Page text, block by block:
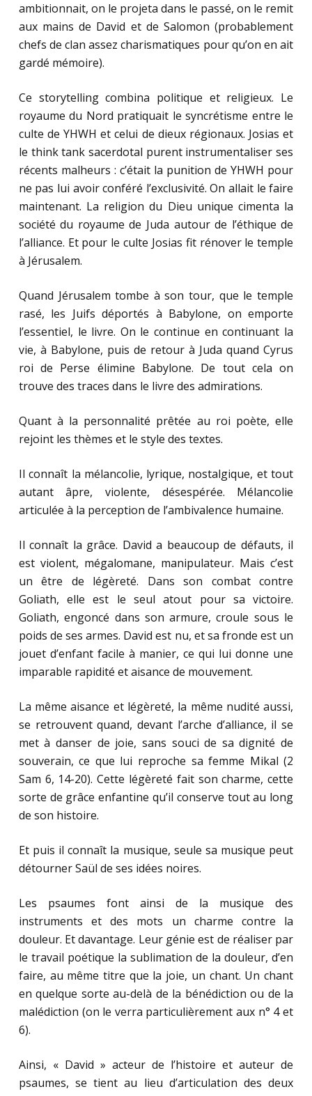
ambitionnait, on le projeta dans le passé, on le remit
aux mains de David et de Salomon (probablement
chefs de clan assez charismatiques pour qu’on en ait
gardé mémoire).
Ce storytelling combina politique et religieux. Le
royaume du Nord pratiquait le syncrétisme entre le
culte de YHWH et celui de dieux régionaux. Josias et
le think tank sacerdotal purent instrumentaliser ses
récents malheurs : c’était la punition de YHWH pour
ne pas lui avoir conféré l’exclusivité. On allait le faire
maintenant. La religion du Dieu unique cimenta la
société du royaume de Juda autour de l’éthique de
l’alliance. Et pour le culte Josias fit rénover le temple
à Jérusalem.
Quand Jérusalem tombe à son tour, que le temple
rasé, les Juifs déportés à Babylone, on emporte
l’essentiel, le livre. On le continue en continuant la
vie, à Babylone, puis de retour à Juda quand Cyrus
roi de Perse élimine Babylone. De tout cela on
trouve des traces dans le livre des admirations.
Quant à la personnalité prêtée au roi poète, elle
rejoint les thèmes et le style des textes.
Il connaît la mélancolie, lyrique, nostalgique, et tout
autant âpre, violente, désespérée. Mélancolie
articulée à la perception de l’ambivalence humaine.
Il connaît la grâce. David a beaucoup de défauts, il
est violent, mégalomane, manipulateur. Mais c’est
un être de légèreté. Dans son combat contre
Goliath, elle est le seul atout pour sa victoire.
Goliath, engoncé dans son armure, croule sous le
poids de ses armes. David est nu, et sa fronde est un
jouet d’enfant facile à manier, ce qui lui donne une
imparable rapidité et aisance de mouvement.
La même aisance et légèreté, la même nudité aussi,
se retrouvent quand, devant l’arche d’alliance, il se
met à danser de joie, sans souci de sa dignité de
souverain, ce que lui reproche sa femme Mikal (2
Sam 6, 14-20). Cette légèreté fait son charme, cette
sorte de grâce enfantine qu’il conserve tout au long
de son histoire.
Et puis il connaît la musique, seule sa musique peut
détourner Saül de ses idées noires.
Les psaumes font ainsi de la musique des
instruments et des mots un charme contre la
douleur. Et davantage. Leur génie est de réaliser par
le travail poétique la sublimation de la douleur, d’en
faire, au même titre que la joie, un chant. Un chant
en quelque sorte au-delà de la bénédiction ou de la
malédiction (on le verra particulièrement aux n° 4 et
6).
Ainsi, « David » acteur de l’histoire et auteur de
psaumes, se tient au lieu d’articulation des deux